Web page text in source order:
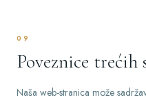
09
Poveznice trećih
Naša web-stranica može